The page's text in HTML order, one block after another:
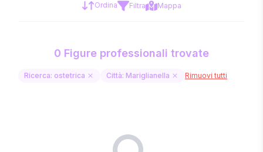
Ordina Filtra Mappa
0 Figure professionali trovate
Ricerca: ostetrica Città: Mariglianella Rimuovi tutti